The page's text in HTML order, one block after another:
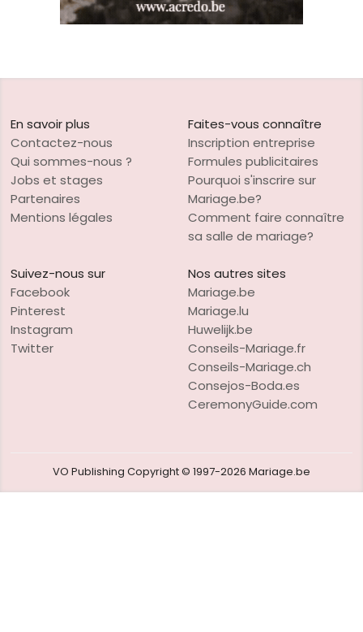
En savoir plus
Contactez-nous
Qui sommes-nous ?
Jobs et stages
Partenaires
Mentions légales
Faites-vous connaître
Inscription entreprise
Formules publicitaires
Pourquoi s'inscrire sur
Mariage.be?
Comment faire connaître
sa salle de mariage?
Suivez-nous sur
Facebook
Pinterest
Instagram
Twitter
Nos autres sites
Mariage.be
Mariage.lu
Huwelijk.be
Conseils-Mariage.fr
Conseils-Mariage.ch
Consejos-Boda.es
CeremonyGuide.com
VO Publishing Copyright © 1997-2026 Mariage.be